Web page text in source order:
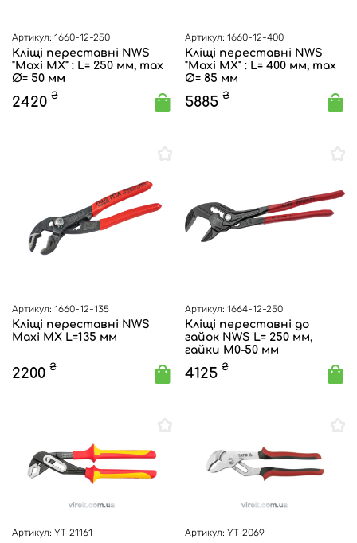
Артикул: 1660-12-250
Кліщі переставні NWS
"Maxi MX" : L= 250 мм, max
Ø= 50 мм
2420 ₴
Артикул: 1660-12-400
Кліщі переставні NWS
"Maxi MX" : L= 400 мм, max
Ø= 85 мм
5885 ₴
Артикул: 1660-12-135
Кліщі переставні NWS
Maxi MX L=135 мм
2200 ₴
Артикул: 1664-12-250
Кліщі переставні до
гайок NWS L= 250 мм,
гайки М0-50 мм
4125 ₴
Артикул: YT-21161 Артикул: YT-2069